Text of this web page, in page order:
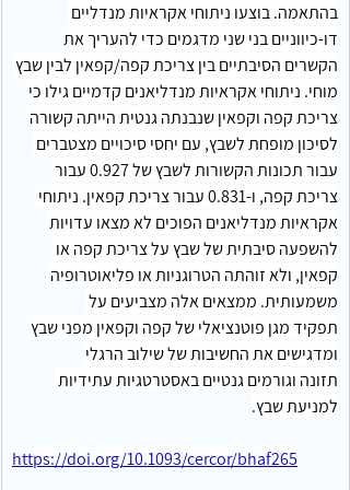
בהתאמה. בוצעו ניתוחי אקראיות מנדליים
דו-כיווניים בני שני מדגמים כדי להעריך את
הקשרים הסיבתיים בין צריכת קפה/קפאין לבין שבץ
מוחי. ניתוחי אקראיות מנדליאנים קדמיים גילו כי
צריכת קפה וקפאין שנבנתה גנטית הייתה קשורה
לסיכון מופחת לשבץ, עם יחסי סיכויים מצטברים
עבור תכונות הקשורות לשבץ של 0.927 עבור
צריכת קפה, ו-0.831 עבור צריכת קפאין. ניתוחי
אקראיות מנדליאנים הפוכים לא מצאו עדויות
להשפעה סיבתית של שבץ על צריכת קפה או
קפאין, ולא זוהתה הטרוגניות או פליאוטרופיה
משמעותית. ממצאים אלה מצביעים על
תפקיד מגן פוטנציאלי של קפה וקפאין מפני שבץ
ומדגישים את החשיבות של שילוב הרגלי
תזונה וגורמים גנטיים באסטרטגיות עתידיות
למניעת שבץ.
https://doi.org/10.1093/cercor/bhaf265